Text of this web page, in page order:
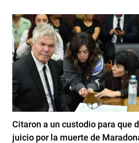
Citaron a un custodio para que
juicio por la muerte de